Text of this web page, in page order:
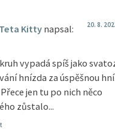
Teta Kitty napsal: 20. 8.
vypadá spíš jako
hnízda za úspěšnou
jen tu po nich něco
zůstalo...